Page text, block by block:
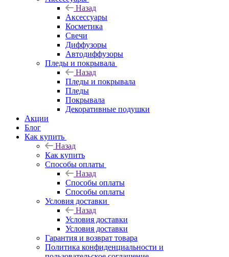
Назад
Аксессуары
Косметика
Свечи
Диффузоры
Автодиффузоры
Пледы и покрывала
Назад
Пледы и покрывала
Пледы
Покрывала
Декоративные подушки
Акции
Блог
Как купить
Назад
Как купить
Способы оплаты
Назад
Способы оплаты
Способы оплаты
Условия доставки
Назад
Условия доставки
Условия доставки
Гарантия и возврат товара
Политика конфиденциальности и